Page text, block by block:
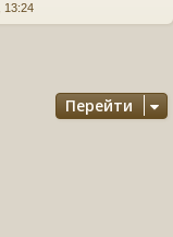
13:24
Перейти